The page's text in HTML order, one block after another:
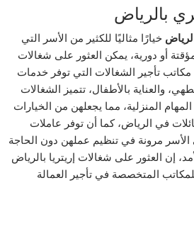
بالرياض
خيارًا مثاليًا للكثير من الأسر التي
أو دورية، يمكن العثور على شغالات
تأجير الشغالات التي توفر خدمات
والعناية بالأطفال، تتميز الشغالات
المهام المنزلية، مما يجعلهن من الخيارات
في الرياض، كما أن توفر عاملات
مرونة في تنظيم عملهن دون الحاجة
إن العثور على شغالات إريتريا بالرياض
المتخصصة في تأجير العمالة